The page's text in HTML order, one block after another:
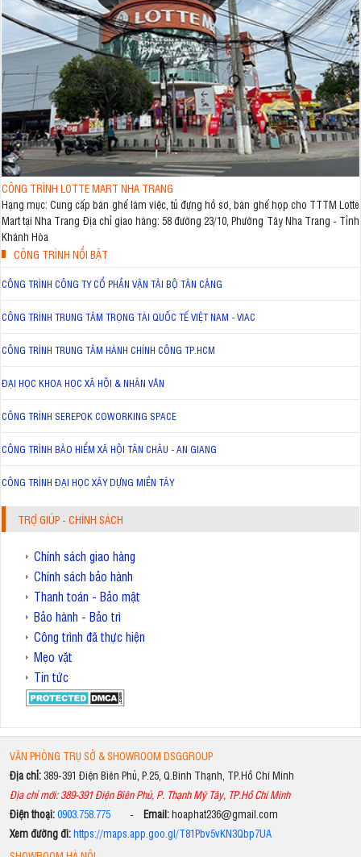
CÔNG TRÌNH LOTTE MART NHA TRANG
Hạng mục: Cung cấp bàn ghế làm việc, tủ đựng hồ sơ, bàn ghế họp cho TTTM Lotte
Mart tại Nha Trang Địa chỉ giao hàng: 58 đường 23/10, Phường Tây Nha Trang - Tỉnh
Khánh Hòa
CÔNG TRÌNH NỔI BẬT
CÔNG TRÌNH CÔNG TY CỔ PHẦN VẬN TẢI BỘ TÂN CẢNG
CÔNG TRÌNH TRUNG TÂM TRỌNG TÀI QUỐC TẾ VIỆT NAM - VIAC
CÔNG TRÌNH TRUNG TÂM HÀNH CHÍNH CÔNG TP.HCM
ĐẠI HỌC KHOA HỌC XÃ HỘI & NHÂN VĂN
CÔNG TRÌNH SEREPOK COWORKING SPACE
CÔNG TRÌNH BẢO HIỂM XÃ HỘI TÂN CHÂU - AN GIANG
CÔNG TRÌNH ĐẠI HỌC XÂY DỰNG MIỀN TÂY
TRỢ GIÚP - CHÍNH SÁCH
Chính sách giao hàng
Chính sách bảo hành
Thanh toán - Bảo mật
Bảo hành - Bảo trì
Công trình đã thực hiện
Mẹo vặt
Tin tức
VĂN PHÒNG TRỤ SỞ & SHOWROOM DSGGROUP
Địa chỉ: 389-391 Điện Biên Phủ, P.25, Q.Bình Thạnh, TP.Hồ Chí Minh
Địa chỉ mới: 389-391 Điện Biên Phủ, P. Thạnh Mỹ Tây, TP.Hồ Chí Minh
Điện thoại:0903.758.775- Email:hoaphat236@gmail.com
Xem đường đi:https://maps.app.goo.gl/T81Pbv5vKN3Qbp7UA